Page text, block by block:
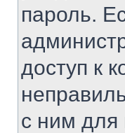
пароль.
доступ к
с ним для